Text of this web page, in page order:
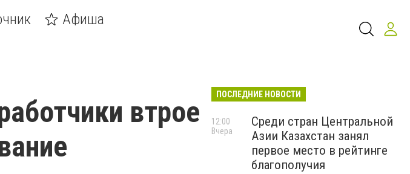
Афиша
втрое
ПОСЛЕДНИЕ НОВОСТИ
Среди стран Центральной
Азии Казахстан занял
первое место в рейтинге
благополучия
12:00
Вчера